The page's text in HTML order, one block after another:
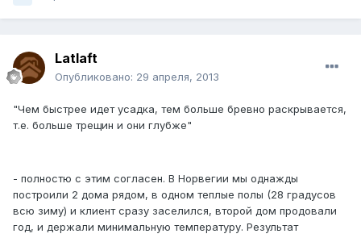
Latlaft
Опубликовано: 29 апреля, 2013
"Чем быстрее идет усадка, тем больше бревно раскрывается,
т.е. больше трещин и они глубже"
- полностю с этим согласен. В Норвегии мы однажды
построили 2 дома рядом, в одном теплые полы (28 градусов
всю зиму) и клиент сразу заселился, второй дом продовали
год, и держали минимальную температуру. Результат